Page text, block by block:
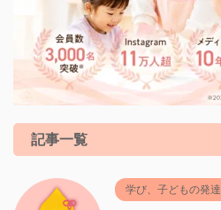
記事一覧
学び、子どもの発達